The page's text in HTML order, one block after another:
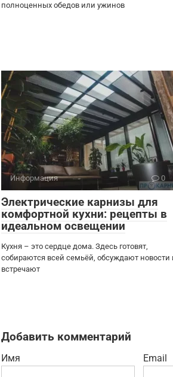
полноценных обедов или ужинов
Информация 0
Электрические карнизы для
комфортной кухни: рецепты в
идеальном освещении
Кухня – это сердце дома. Здесь готовят,
собираются всей семьёй, обсуждают новости
встречают
Добавить комментарий
Имя Email